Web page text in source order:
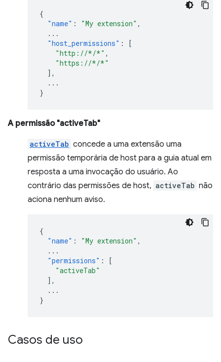
{
"name" : "My extension" ,
...
"host_permissions" :
[
"http://*/*" ,
"https://*/*"
],
...
}
A permissão "activeTab"
activeTab concede a uma extensão uma
permissão temporária de host para a guia atual em
resposta a uma invocação do usuário. Ao
contrário das permissões de host, activeTab não
aciona nenhum aviso.
{
"name" : "My extension" ,
...
"permissions" :
[
"activeTab"
],
...
}
Casos de uso